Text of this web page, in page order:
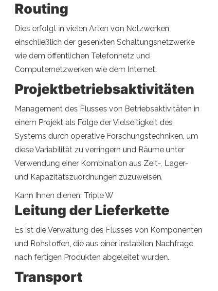
Routing
Dies erfolgt in vielen Arten von Netzwerken,
einschließlich der gesenkten Schaltungsnetzwerke
wie dem öffentlichen Telefonnetz und
Computernetzwerken wie dem Internet.
Projektbetriebsaktivitäten
Management des Flusses von Betriebsaktivitäten in
einem Projekt als Folge der Vielseitigkeit des
Systems durch operative Forschungstechniken, um
diese Variabilität zu verringern und Räume unter
Verwendung einer Kombination aus Zeit-, Lager-
und Kapazitätszuordnungen zuzuweisen.
Kann Ihnen dienen: Triple W
Leitung der Lieferkette
Es ist die Verwaltung des Flusses von Komponenten
und Rohstoffen, die aus einer instabilen Nachfrage
nach fertigen Produkten abgeleitet wurden.
Transport